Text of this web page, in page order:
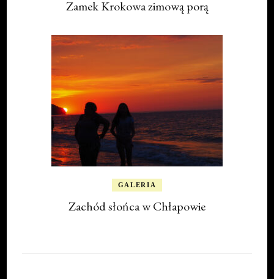
Zamek Krokowa zimową porą
GALERIA
Zachód słońca w Chłapowie